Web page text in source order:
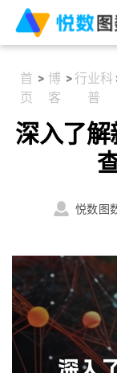
首
页
> 博
客
> 行业科
普
深入了解
悦数图